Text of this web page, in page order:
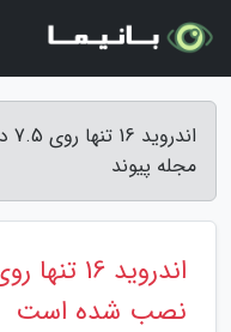
مجله پیوند
نصب شده است